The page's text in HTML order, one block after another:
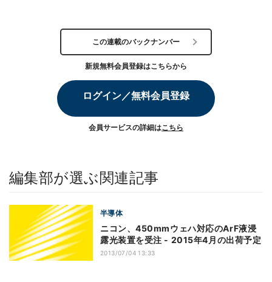
この連載のバックナンバー
新規無料会員登録はこちらから
ログイン／無料会員登録
会員サービスの詳細はこちら
編集部が選ぶ関連記事
半導体
ニコン、450mmウェハ対応のArF液浸
露光装置を受注 - 2015年4月の出荷予定
2013/07/04 13:33